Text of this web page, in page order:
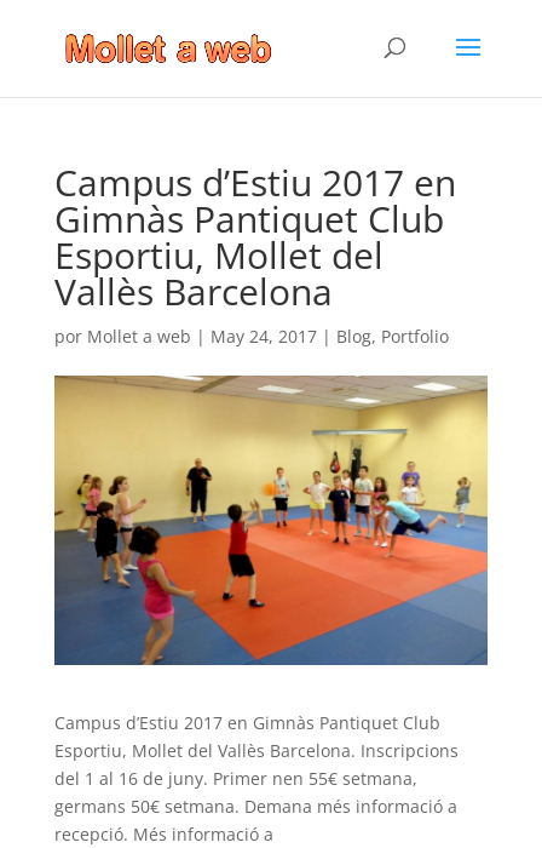
Campus d’Estiu 2017 en
Gimnàs Pantiquet Club
Esportiu, Mollet del
Vallès Barcelona
por Mollet a web | May 24, 2017| Blog, Portfolio
Campus d’Estiu 2017 en Gimnàs Pantiquet Club
Esportiu, Mollet del Vallès Barcelona. Inscripcions
del 1 al 16 de juny. Primer nen 55€ setmana,
germans 50€ setmana. Demana més informació a
recepció. Més informació a